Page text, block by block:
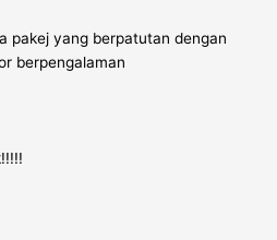
pakej yang berpatutan dengan
berpengalaman